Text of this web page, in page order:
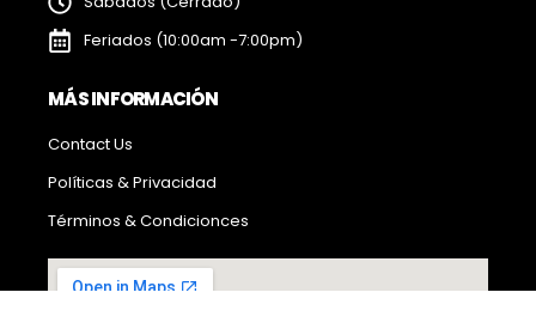
Feriados (10:00am -7:00pm)
MÁS INFORMACIÓN
Contact Us
Políticas & Privacidad
Términos & Condicionces